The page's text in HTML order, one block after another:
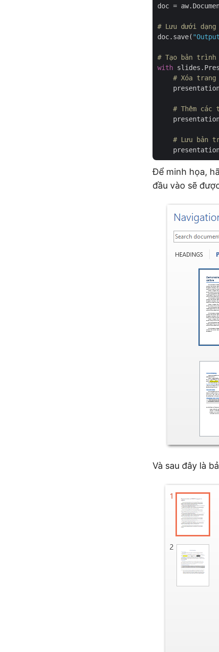
doc =
# Lưu dưới dạng
doc.save(
# Tạo bản trình
with
# Xóa
# Thêm các
# Lưu bản
Để minh họa,
đầu vào sẽ
Và sau đây là